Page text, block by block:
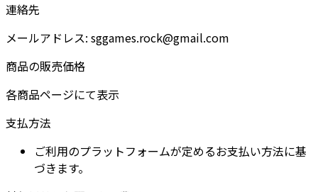
連絡先
メールアドレス: sggames.rock@gmail.com
商品の販売価格
各商品ページにて表示
支払方法
ご利用のプラットフォームが定めるお支払い方法に基
づきます。